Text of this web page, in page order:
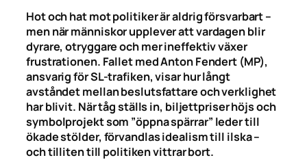
Hot och hat mot politiker är aldrig försvarbart –
men när människor upplever att vardagen blir
dyrare, otryggare och mer ineffektiv växer
frustrationen. Fallet med Anton Fendert (MP),
ansvarig för SL-trafiken, visar hur långt
avståndet mellan beslutsfattare och verklighet
har blivit. När tåg ställs in, biljettpriser höjs och
symbolprojekt som ”öppna spärrar” leder till
ökade stölder, förvandlas idealism till ilska –
och tilliten till politiken vittrar bort.